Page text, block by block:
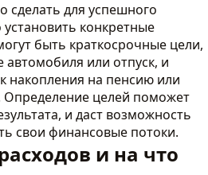
сделать для успешного
конкретные
быть краткосрочные цели,
автомобиля или отпуск, и
накопления на пенсию или
Определение целей поможет
и даст возможность
свои финансовые потоки.
и на что